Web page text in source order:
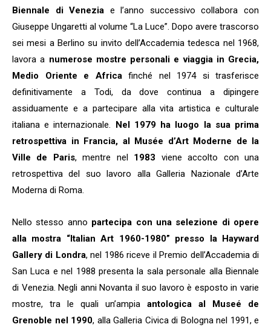
Biennale di Venezia e l’anno successivo collabora con
Giuseppe Ungaretti al volume “La Luce”. Dopo avere trascorso
sei mesi a Berlino su invito dell’Accademia tedesca nel 1968,
lavora a numerose mostre personali e viaggia in Grecia,
Medio Oriente e Africafinché nel 1974 si trasferisce
definitivamente a Todi, da dove continua a dipingere
assiduamente e a partecipare alla vita artistica e culturale
italiana e internazionale. Nel 1979 ha luogo la sua prima
retrospettiva in Francia, al Musée d’Art Moderne de la
Ville de Paris, mentre nel 1983 viene accolto con una
retrospettiva del suo lavoro alla Galleria Nazionale d’Arte
Moderna di Roma.
Nello stesso anno partecipa con una selezione di opere
alla mostra “Italian Art 1960-1980” presso la Hayward
Gallery di Londra, nel 1986 riceve il Premio dell’Accademia di
San Luca e nel 1988 presenta la sala personale alla Biennale
di Venezia. Negli anni Novanta il suo lavoro è esposto in varie
mostre, tra le quali un’ampia antologica al Museé de
Grenoble nel 1990, alla Galleria Civica di Bologna nel 1991, e